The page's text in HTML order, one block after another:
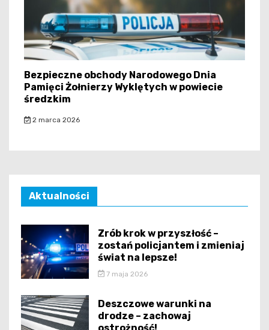
Bezpieczne obchody Narodowego Dnia
Pamięci Żołnierzy Wyklętych w powiecie
średzkim
2 marca 2026
Aktualności
Zrób krok w przyszłość –
zostań policjantem i zmieniaj
świat na lepsze!
7 maja 2026
Deszczowe warunki na
drodze – zachowaj